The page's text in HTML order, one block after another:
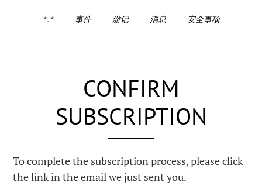
*.* 事件 游记 消息 安全事项
CONFIRM
SUBSCRIPTION
To complete the subscription process, please click
the link in the email we just sent you.